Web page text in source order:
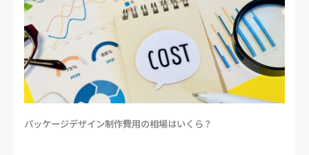
パッケージデザイン制作費用の相場はいくら？